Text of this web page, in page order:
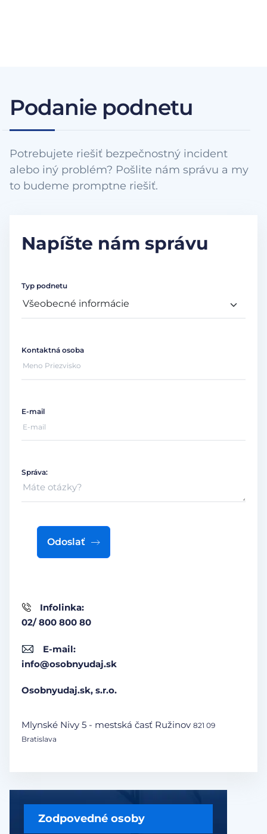
Podanie podnetu
Potrebujete riešiť bezpečnostný incident
alebo iný problém? Pošlite nám správu a my
to budeme promptne riešiť.
Zodpovedné osoby
Napíšte nám správu
Infolinka:
02/ 800 800 80
E-mail:
info@osobnyudaj.sk
Osobnyudaj.sk, s.r.o.
Mlynské Nivy 5 - mestská časť Ružinov 821 09
Bratislava
Typ podnetu
Kontaktná osoba
E-mail
Správa:
Odoslať